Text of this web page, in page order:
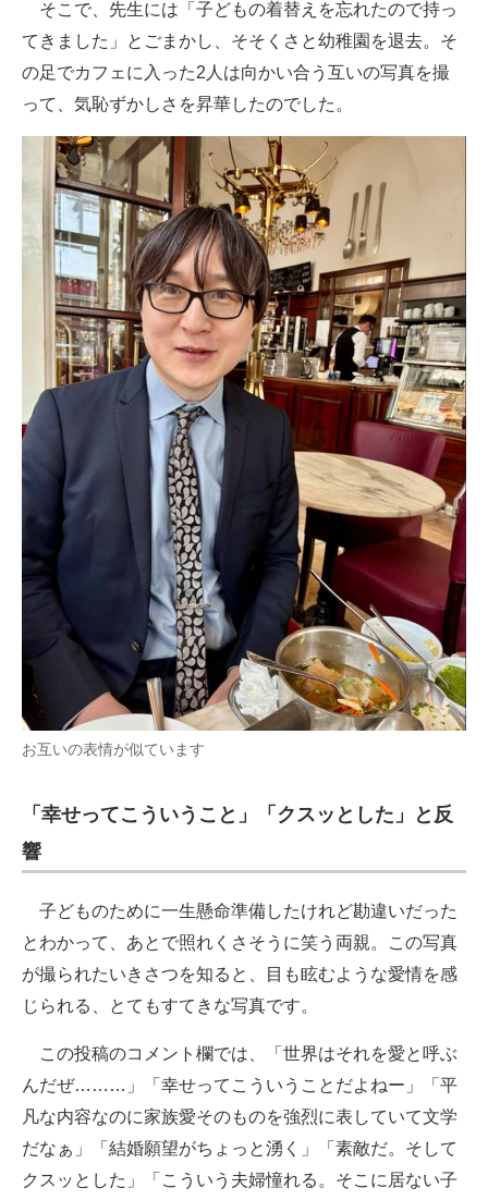
そこで、先生には「子どもの着替えを忘れたので持っ
てきました」とごまかし、そそくさと幼稚園を退去。そ
の足でカフェに入った2人は向かい合う互いの写真を撮
って、気恥ずかしさを昇華したのでした。
お互いの表情が似ています
「幸せってこういうこと」「クスッとした」と反
響
子どものために一生懸命準備したけれど勘違いだった
とわかって、あとで照れくさそうに笑う両親。この写真
が撮られたいきさつを知ると、目も眩むような愛情を感
じられる、とてもすてきな写真です。
この投稿のコメント欄では、「世界はそれを愛と呼ぶ
んだぜ………」「幸せってこういうことだよねー」「平
凡な内容なのに家族愛そのものを強烈に表していて文学
だなぁ」「結婚願望がちょっと湧く」「素敵だ。そして
クスッとした」「こういう夫婦憧れる。そこに居ない子